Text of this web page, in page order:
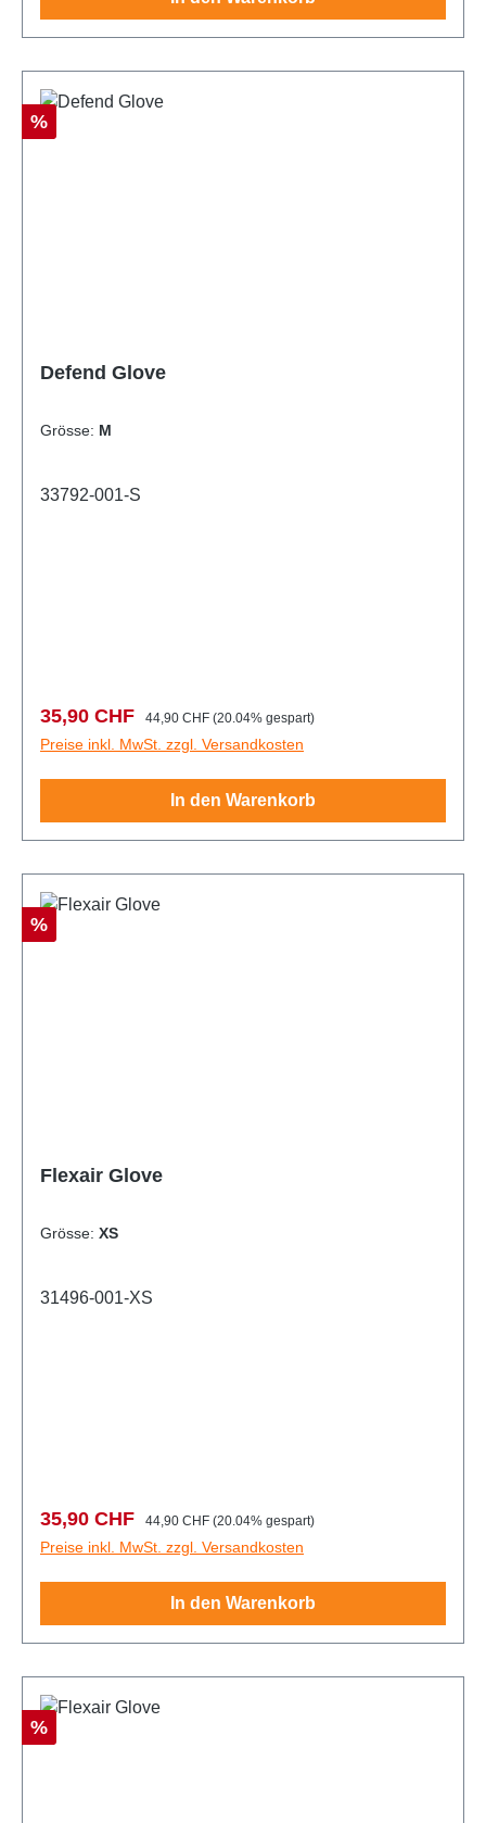
Rabatt
%
Defend Glove
Grösse: M
33792-001-S
Verkaufspreis:
35,90 CHF Regulärer Preis:
44,90 CHF (20.04% gespart)
Preise inkl. MwSt. zzgl. Versandkosten
In den Warenkorb
Rabatt
%
Flexair Glove
Grösse: XS
31496-001-XS
Verkaufspreis:
35,90 CHF Regulärer Preis:
44,90 CHF (20.04% gespart)
Preise inkl. MwSt. zzgl. Versandkosten
In den Warenkorb
Rabatt
%